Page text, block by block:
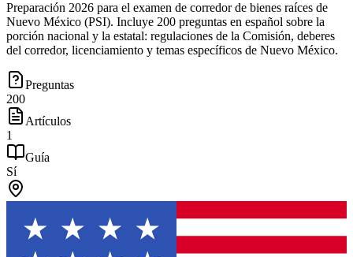
Preparación 2026 para el examen de corredor de bienes raíces de
Nuevo México (PSI). Incluye 200 preguntas en español sobre la
porción nacional y la estatal: regulaciones de la Comisión, deberes
del corredor, licenciamiento y temas específicos de Nuevo México.
Preguntas
200
Artículos
1
Guía
Sí